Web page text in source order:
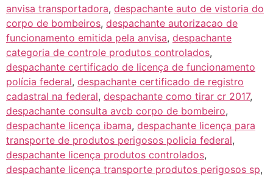
anvisa transportadora, despachante auto de vistoria do
corpo de bombeiros, despachante autorizacao de
funcionamento emitida pela anvisa, despachante
categoria de controle produtos controlados,
despachante certificado de licença de funcionamento
polícia federal, despachante certificado de registro
cadastral na federal, despachante como tirar cr 2017,
despachante consulta avcb corpo de bombeiro,
despachante licença ibama, despachante licença para
transporte de produtos perigosos policia federal,
despachante licença produtos controlados,
despachante licença transporte produtos perigosos sp,